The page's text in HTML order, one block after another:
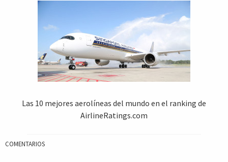
Las 10 mejores aerolíneas del mundo en el ranking de
AirlineRatings.com
COMENTARIOS